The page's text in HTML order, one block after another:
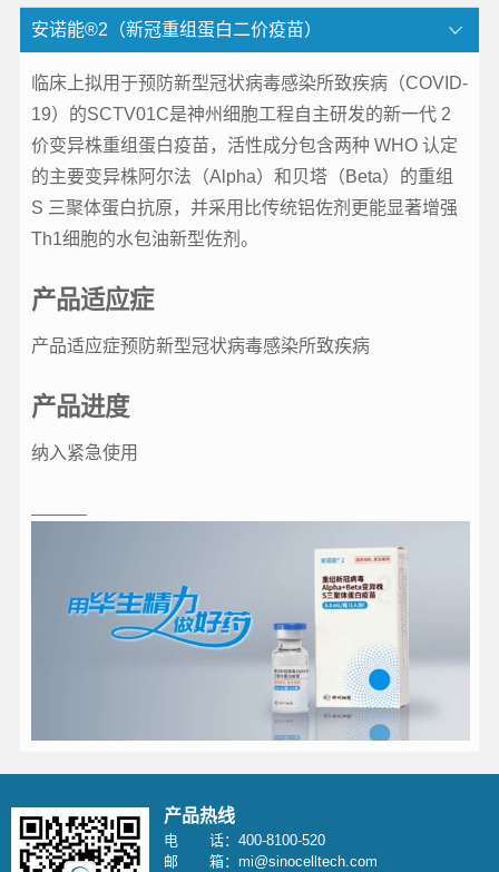
安诺能®2（新冠重组蛋白二价疫苗）
临床上拟用于预防新型冠状病毒感染所致疾病（COVID-
19）的SCTV01C是神州细胞工程自主研发的新一代 2
价变异株重组蛋白疫苗，活性成分包含两种 WHO 认定
的主要变异株阿尔法（Alpha）和贝塔（Beta）的重组
S 三聚体蛋白抗原，并采用比传统铝佐剂更能显著增强
Th1细胞的水包油新型佐剂。
产品适应症
产品适应症预防新型冠状病毒感染所致疾病
产品进度
纳入紧急使用
产品热线
电 话：400-8100-520
邮 箱：mi@sinocelltech.com